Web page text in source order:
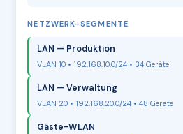
NETZWERK-SEGMENTE
LAN — Produktion
VLAN 10 • 192.168.10.0/24 • 34 Geräte
LAN — Verwaltung
VLAN 20 • 192.168.20.0/24 • 48 Geräte
Gäste-WLAN